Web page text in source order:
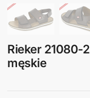
Rieker 21080-
męskie